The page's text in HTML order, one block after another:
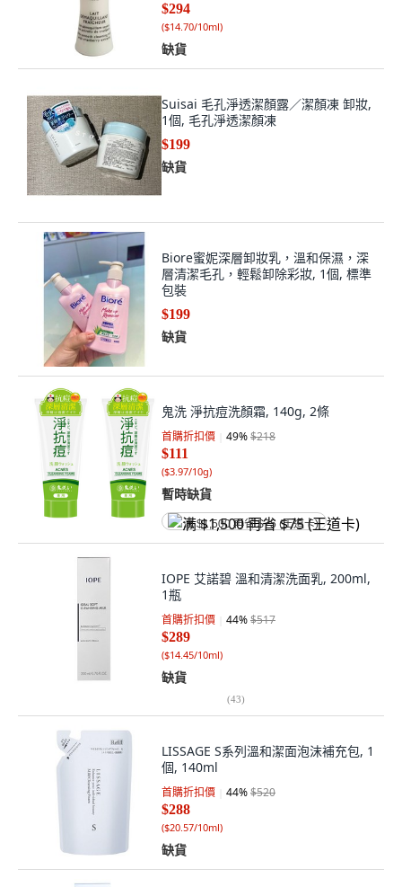
$294
($14.70/10ml)
缺貨
Suisai 毛孔淨透潔顏露／潔顏凍 卸妝,
1個, 毛孔淨透潔顏凍
$199
缺貨
Biore蜜妮深層卸妝乳，溫和保濕，深
層清潔毛孔，輕鬆卸除彩妝, 1個, 標準
包裝
$199
缺貨
鬼洗 淨抗痘洗顏霜, 140g, 2條
首購折扣價 49%$218
$111
($3.97/10g)
暫時缺貨
满 $1,500 再省 $75 (王道卡)
IOPE 艾諾碧 溫和清潔洗面乳, 200ml,
1瓶
首購折扣價 44%$517
$289
($14.45/10ml)
缺貨
(43)
LISSAGE S系列溫和潔面泡沫補充包, 1
個, 140ml
首購折扣價 44%$520
$288
($20.57/10ml)
缺貨